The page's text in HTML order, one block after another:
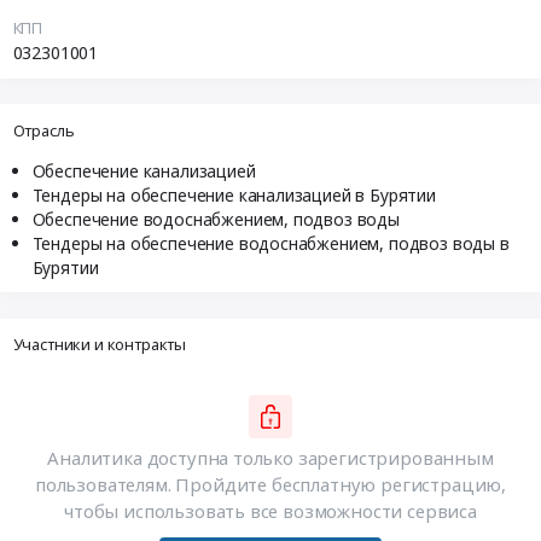
КПП
032301001
Отрасль
Обеспечение канализацией
Тендеры на обеспечение канализацией в Бурятии
Обеспечение водоснабжением, подвоз воды
Тендеры на обеспечение водоснабжением, подвоз воды в
Бурятии
Участники и контракты
Аналитика доступна только зарегистрированным
пользователям. Пройдите бесплатную регистрацию,
чтобы использовать все возможности сервиса